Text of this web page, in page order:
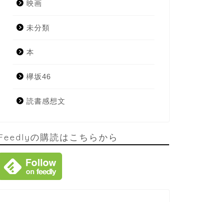
映画
未分類
本
欅坂46
読書感想文
の購読はこちらから